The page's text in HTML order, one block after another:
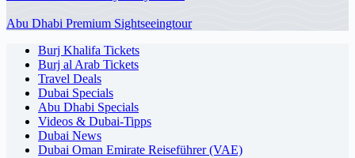
Abu Dhabi Premium Sightseeingtour
Burj Khalifa Tickets
Burj al Arab Tickets
Travel Deals
Dubai Specials
Abu Dhabi Specials
Videos & Dubai-Tipps
Dubai News
Dubai Oman Emirate Reiseführer (VAE)